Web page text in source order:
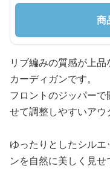
商
リブ編みの質感が上
カーディガンです。
フロントのジッパー
せて調整しやすいアウ
ゆったりとしたシル
ンを自然に美しく見せ